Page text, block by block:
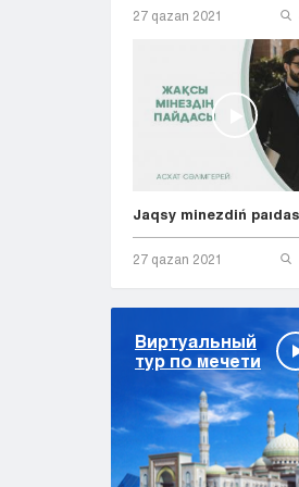
27 qazan 2021
Jaqsy minezdiń
27 qazan 2021
Виртуальный
тур по мечети